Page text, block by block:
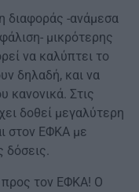
διαφοράς -ανάμεσα
μικρότερης
να καλύπτει το
δηλαδή, και να
κανονικά. Στις
δοθεί μεγαλύτερη
στον ΕΦΚΑ με
δόσεις.
τον ΕΦΚΑ! Ο